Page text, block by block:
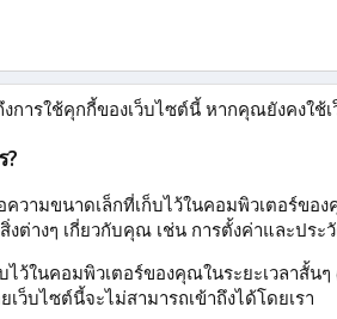
การใช้คุกกี้ของเว็บไซต์นี้ หากคุณยังคงใ
วามขนาดเล็กที่เก็บไว้ในคอมพิวเตอร์ขอ
งต่างๆ เกี่ยวกับคุณ เช่น การตั้งค่าและปร
ไว้ในคอมพิวเตอร์ของคุณในระยะเวลาสั้
เว็บไซต์นี้จะไม่สามารถเข้าถึงได้โดยเรา